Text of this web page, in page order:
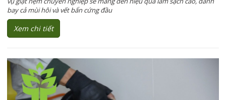
bay cả mùi hôi và vết bẩn cứng đầu
Xem chi tiết